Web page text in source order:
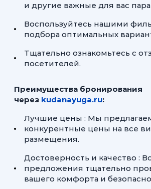
и другие важные для вас
Воспользуйтесь нашими
подбора оптимальных
Тщательно ознакомьтесь с
посетителей.
Преимущества бронирования
через kudanayuga.ru:
Лучшие цены : Мы
конкурентные цены на все
размещения.
Достоверность и качество :
предложения тщательно
вашего комфорта и